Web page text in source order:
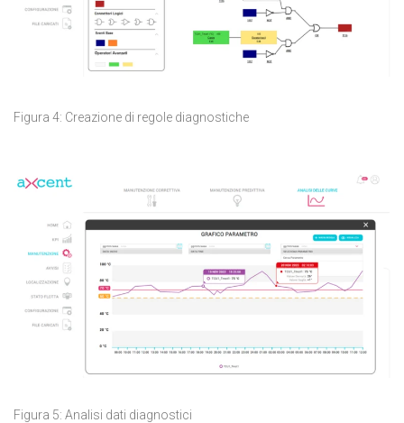
Figura 4: Creazione di regole diagnostiche
Figura 5: Analisi dati diagnostici